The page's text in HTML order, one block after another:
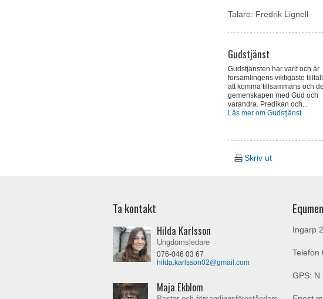
Talare: Fredrik Lignell
Gudstjänst
Gudstjänsten har varit och är
församlingens viktigaste
att komma tillsammans och
gemenskapen med Gud och
varandra. Predikan och...
Läs mer om Gudstjänst
Skriv ut
Ta kontakt
Hilda Karlsson
Ungdomsledare
076-046 03 67
hilda.karlsson02@gmail.com
Maja Ekblom
Ingarp
Telefon
GPS: N